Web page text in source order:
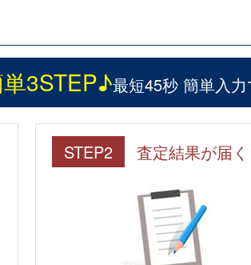
3STEP♪最短45秒 簡単入力
STEP2 査定結果が届く